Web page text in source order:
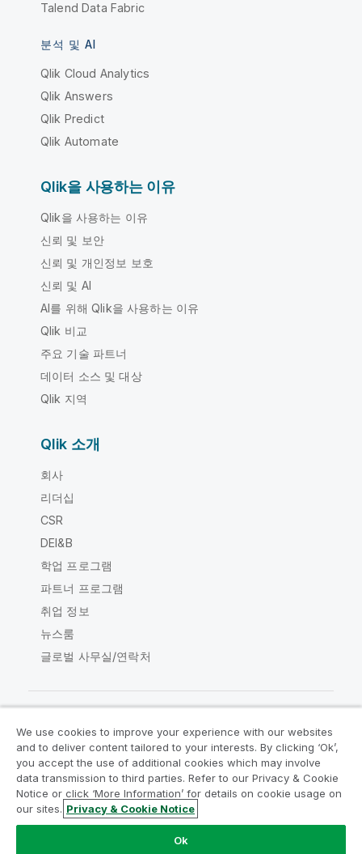
Talend Data Fabric
분석 및 AI
Qlik Cloud Analytics
Qlik Answers
Qlik Predict
Qlik Automate
Qlik을 사용하는 이유
Qlik을 사용하는 이유
신뢰 및 보안
신뢰 및 개인정보 보호
신뢰 및 AI
AI를 위해 Qlik을 사용하는 이유
Qlik 비교
주요 기술 파트너
데이터 소스 및 대상
Qlik 지역
Qlik 소개
회사
리더십
CSR
DEI&B
학업 프로그램
파트너 프로그램
취업 정보
뉴스룸
글로벌 사무실/연락처
Qlik Community
법적 계약 제품 약관
Legal Policies
Legal Policies
사용 약관
Do Not Share My Info
Copyright © 1993-2026 QlikTech International AB. 무단 전재
We use cookies to improve your experience with our websites
and to deliver content tailored to your interests. By clicking ‘Ok’,
you accept the use of additional cookies which may involve
data transmission to third parties. Refer to our Privacy & Cookie
Notice or click ‘More Information’ for details on cookie usage on
our sites. Privacy & Cookie Notice
Ok